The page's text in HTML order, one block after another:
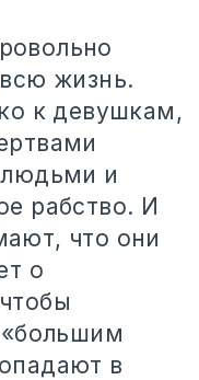
жизнь.
к девушкам,
людьми и
рабство. И
что они
о
в